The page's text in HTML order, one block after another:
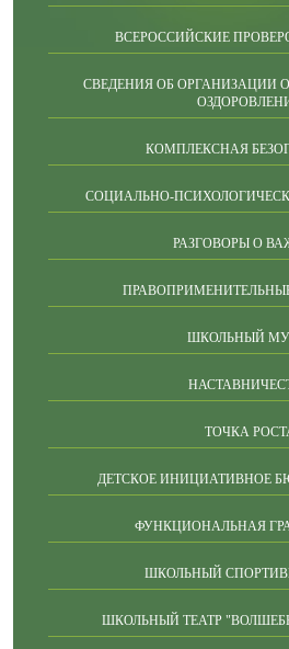
ВСЕРОССИЙСКИЕ
СВЕДЕНИЯ ОБ ОРГАНИЗАЦИИ
КОМПЛЕКСНАЯ
СОЦИАЛЬНО-
РАЗГОВОРЫ О
ШКОЛЬНЫЙ
ТОЧКА
ДЕТСКОЕ ИНИЦИАТИВНОЕ
ФУНКЦИОНАЛЬНАЯ
ШКОЛЬНЫЙ
ШКОЛЬНЫЙ ТЕАТР